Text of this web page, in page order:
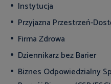
Instytucja
Przyjazna Przestrzeń-
Firma Zdrowa
Dziennikarz bez Barier
Biznes Odpowiedzialny